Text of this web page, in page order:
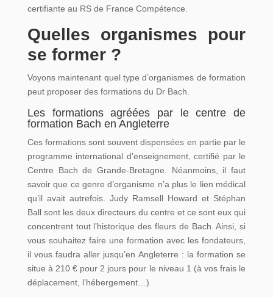
certifiante au RS de France Compétence.
Quelles organismes pour
se former ?
Voyons maintenant quel type d’organismes de formation
peut proposer des formations du Dr Bach.
Les formations agréées par le centre de
formation Bach en Angleterre
Ces formations sont souvent dispensées en partie par le
programme international d’enseignement, certifié par le
Centre Bach de Grande-Bretagne. Néanmoins, il faut
savoir que ce genre d’organisme n’a plus le lien médical
qu’il avait autrefois. Judy Ramsell Howard et Stéphan
Ball sont les deux directeurs du centre et ce sont eux qui
concentrent tout l’historique des fleurs de Bach. Ainsi, si
vous souhaitez faire une formation avec les fondateurs,
il vous faudra aller jusqu’en Angleterre : la formation se
situe à 210 € pour 2 jours pour le niveau 1 (à vos frais le
déplacement, l’hébergement…).